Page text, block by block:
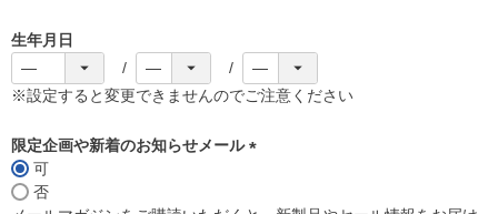
生年月日
※設定すると変更できませんのでご注意ください
限定企画や新着のお知らせメール
可
否